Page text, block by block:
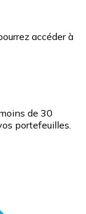
accéder à
de 30
portefeuilles.